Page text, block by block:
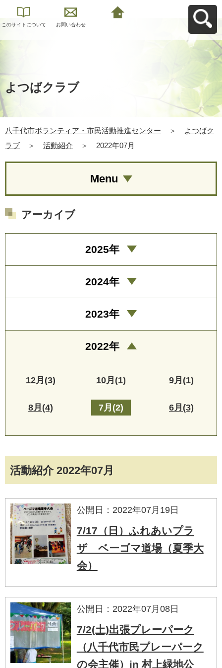
このサイトについて お問い合わせ
よつばクラブ
八千代市ボランティア・市民活動推進センター ＞
よつばク
ラブ
＞ 活動紹介 ＞ 2022年07月
活動紹介 2022年07月
公開日：2022年07月19日
7/17（日）ふれあいプラ
ザ ベーゴマ道場（夏季大
会）
公開日：2022年07月08日
7/2(土)出張プレーパーク
（八千代市民プレーパーク
の会主催）in 村上緑地公
Menu
アーカイブ
2025年
2024年
2023年
2022年
12月(3) 10月(1) 9月(1)
8月(4) 7月(2) 6月(3)